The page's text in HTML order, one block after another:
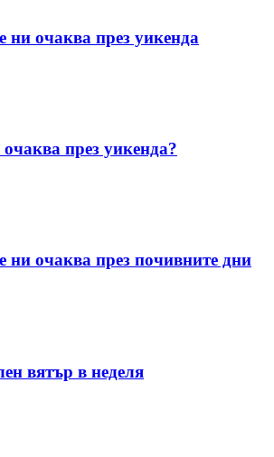
ни очаква през уикенда
през уикенда?
ни очаква през почивните дни
вятър в неделя